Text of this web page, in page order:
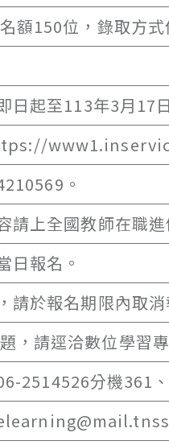
額150位，錄取方
日起至113年3月17
。
請上全國教師在職進
日報名。
請於報名期限內取消
，請逕洽數位學習
2514526分機361